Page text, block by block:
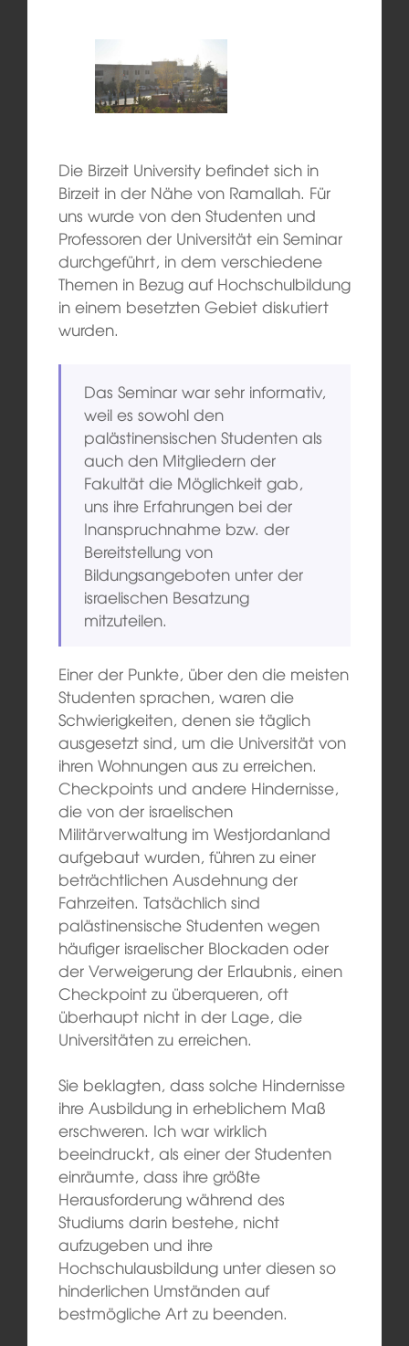
Die Birzeit University befindet sich in
Birzeit in der Nähe von Ramallah. Für
uns wurde von den Studenten und
Professoren der Universität ein Seminar
durchgeführt, in dem verschiedene
Themen in Bezug auf Hochschulbildung
in einem besetzten Gebiet diskutiert
wurden.
Das Seminar war sehr informativ,
weil es sowohl den
palästinensischen Studenten als
auch den Mitgliedern der
Fakultät die Möglichkeit gab,
uns ihre Erfahrungen bei der
Inanspruchnahme bzw. der
Bereitstellung von
Bildungsangeboten unter der
israelischen Besatzung
mitzuteilen.
Einer der Punkte, über den die meisten
Studenten sprachen, waren die
Schwierigkeiten, denen sie täglich
ausgesetzt sind, um die Universität von
ihren Wohnungen aus zu erreichen.
Checkpoints und andere Hindernisse,
die von der israelischen
Militärverwaltung im Westjordanland
aufgebaut wurden, führen zu einer
beträchtlichen Ausdehnung der
Fahrzeiten. Tatsächlich sind
palästinensische Studenten wegen
häufiger israelischer Blockaden oder
der Verweigerung der Erlaubnis, einen
Checkpoint zu überqueren, oft
überhaupt nicht in der Lage, die
Universitäten zu erreichen.
Sie beklagten, dass solche Hindernisse
ihre Ausbildung in erheblichem Maß
erschweren. Ich war wirklich
beeindruckt, als einer der Studenten
einräumte, dass ihre größte
Herausforderung während des
Studiums darin bestehe, nicht
aufzugeben und ihre
Hochschulausbildung unter diesen so
hinderlichen Umständen auf
bestmögliche Art zu beenden.